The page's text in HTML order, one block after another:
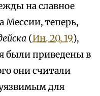
на славное
Мессии, теперь,
(Ин. 20, 19),
были приведены в
они считали
для